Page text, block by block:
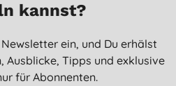
kannst?
ein, und Du erhälst
Tipps und exklusive
für Abonnenten.